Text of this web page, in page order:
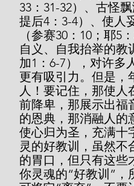
33：31-32）、古怪
提后4：3-4）、使人
（参赛30：10；耶5：
自义、自我抬举的教
加1：6-7），对许多
更有吸引力。但是，
人！要记住，那使人
前降卑，那展示出福
的恩典，那消融人的
使心归为圣，充满十
灵的好教训，虽然不
的胃口，但只有这些
你灵魂的“好教训”，